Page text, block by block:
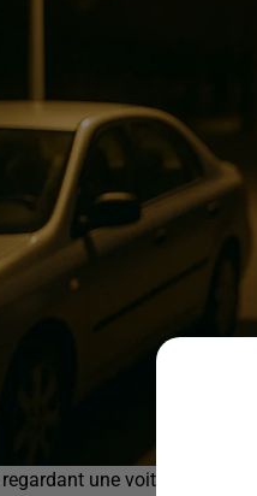
une voiture